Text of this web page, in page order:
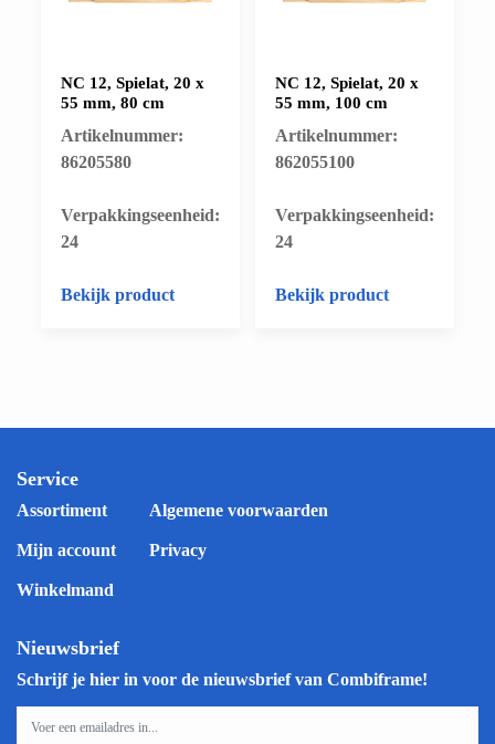
NC 12, Spielat, 20 x
55 mm, 80 cm
Artikelnummer:
86205580
​Verpakkingseenheid:
24
Bekijk product
NC 12, Spielat, 20 x
55 mm, 100 cm
Artikelnummer:
862055100
​Verpakkingseenheid:
24
Bekijk product
Service
Assortiment
Mijn account
Winkelmand
Algemene voorwaarden
Privacy
Nieuwsbrief
Schrijf je hier in voor de nieuwsbrief van Combiframe!